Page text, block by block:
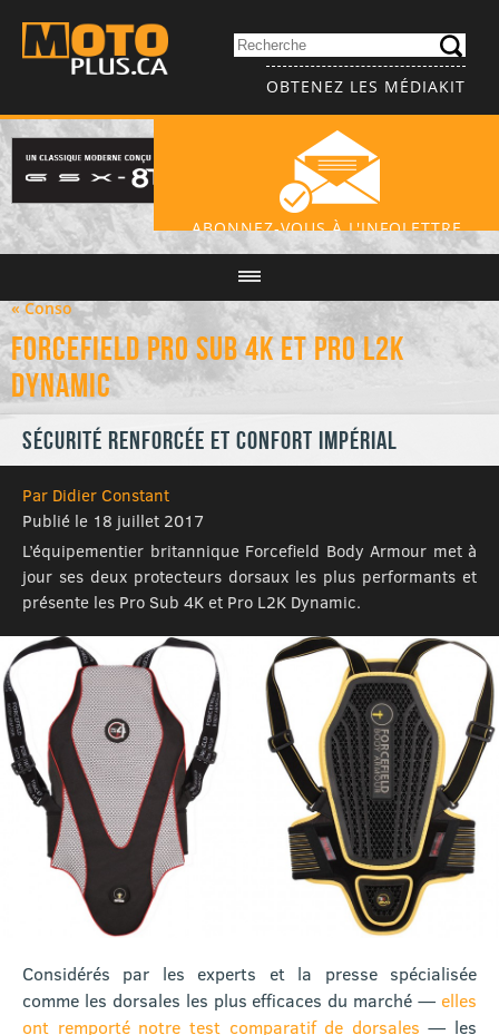
OBTENEZ LES MÉDIAKIT
ABONNEZ-VOUS À L'INFOLETTRE
« Conso
Forcefield Pro Sub 4K et Pro L2K
Dynamic
Sécurité renforcée et confort impérial
Par Didier Constant
Publié le 18 juillet 2017
L’équipementier britannique Forcefield Body Armour met à
jour ses deux protecteurs dorsaux les plus performants et
présente les Pro Sub 4K et Pro L2K Dynamic.
Considérés par les experts et la presse spécialisée
comme les dorsales les plus efficaces du marché — elles
ont remporté notre test comparatif de dorsales — les